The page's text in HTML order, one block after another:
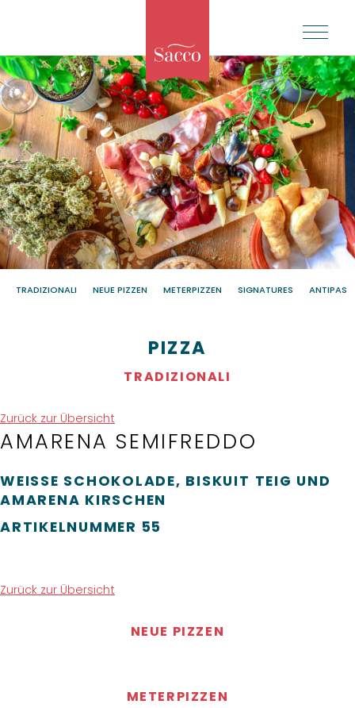
TRADIZIONALI NEUE PIZZEN METERPIZZEN SIGNATURES ANTIPASTI
PIZZA
TRADIZIONALI
Zurück zur Übersicht
AMARENA SEMIFREDDO
WEISSE SCHOKOLADE, BISKUIT TEIG UND A
MARENA KIRSCHEN
ARTIKELNUMMER 55
Zurück zur Übersicht
NEUE PIZZEN
METERPIZZEN